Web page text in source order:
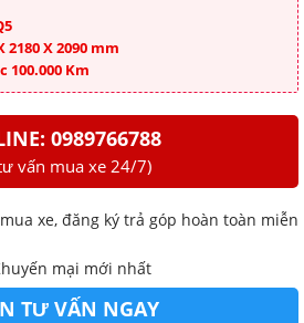
2180 X 2090 mm
100.000 Km
0989766788
vấn mua xe 24/7)
xe, đăng ký trả góp hoàn toàn miễn
mại mới nhất
TƯ VẤN NGAY